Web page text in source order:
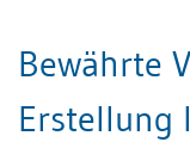
Bewährte
Erstellung